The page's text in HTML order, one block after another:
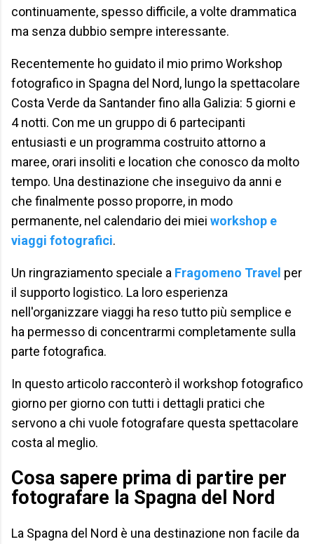
continuamente, spesso difficile, a volte drammatica
ma senza dubbio sempre interessante.
Recentemente ho guidato il mio primo Workshop
fotografico in Spagna del Nord, lungo la spettacolare
Costa Verde da Santander fino alla Galizia: 5 giorni e
4 notti. Con me un gruppo di 6 partecipanti
entusiasti e un programma costruito attorno a
maree, orari insoliti e location che conosco da molto
tempo. Una destinazione che inseguivo da anni e
che finalmente posso proporre, in modo
permanente, nel calendario dei miei workshop e
viaggi fotografici.
Un ringraziamento speciale a Fragomeno Travel per
il supporto logistico. La loro esperienza
nell'organizzare viaggi ha reso tutto più semplice e
ha permesso di concentrarmi completamente sulla
parte fotografica.
In questo articolo racconterò il workshop fotografico
giorno per giorno con tutti i dettagli pratici che
servono a chi vuole fotografare questa spettacolare
costa al meglio.
Cosa sapere prima di partire per
fotografare la Spagna del Nord
La Spagna del Nord è una destinazione non facile da